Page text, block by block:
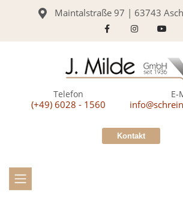
Maintalstraße 97 | 63743
Telefon
(+49) 6028 - 1560
E-
Kontakt